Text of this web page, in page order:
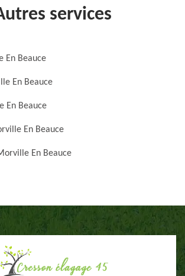
services
En Beauce
En Beauce
En Beauce
En Beauce
En Beauce